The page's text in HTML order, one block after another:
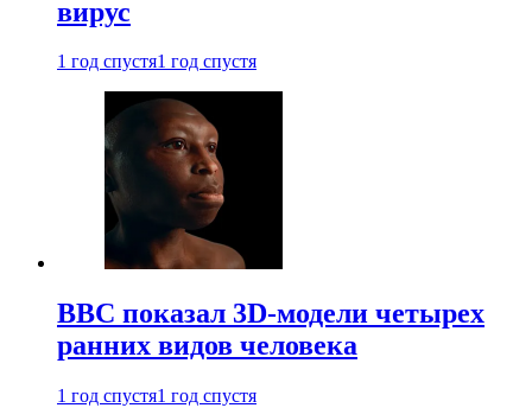
вирус
1 год спустя1 год спустя
BBC показал 3D-модели четырех
ранних видов человека
1 год спустя1 год спустя